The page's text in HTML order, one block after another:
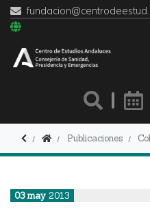
Publicaciones
03 may 2013